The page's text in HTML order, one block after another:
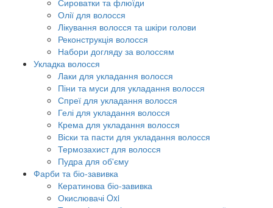
Сироватки та флюїди
Олії для волосся
Лікування волосся та шкіри голови
Реконструкція волосся
Набори догляду за волоссям
Укладка волосся
Лаки для укладання волосся
Піни та муси для укладання волосся
Спреї для укладання волосся
Гелі для укладання волосся
Крема для укладання волосся
Віски та пасти для укладання волосся
Термозахист для волосся
Пудра для об'єму
Фарби та біо-завивка
Кератинова біо-завивка
Окислювачі Oxi